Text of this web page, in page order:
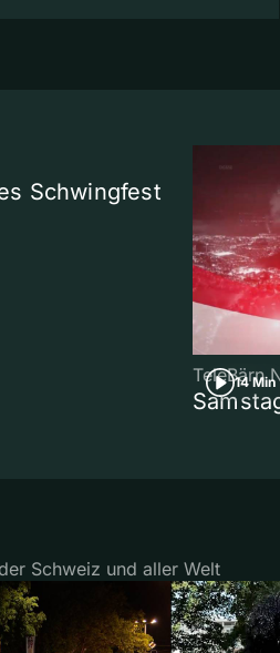
Schwingfest
14 Min
TeleBärn
Schweiz und aller Welt